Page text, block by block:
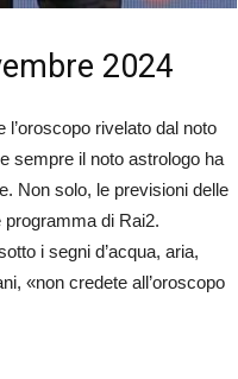
2024
rivelato dal noto
sempre il noto astrologo ha
Non solo, le previsioni delle
di Rai2.
i segni d’acqua, aria,
«non credete all’oroscopo